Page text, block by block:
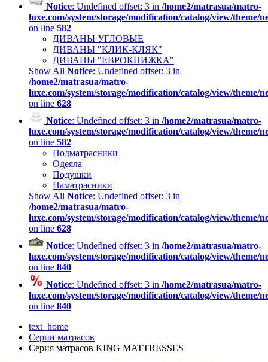
Notice: Undefined offset: 3 in /home2/matrasua/matro-
luxe.com/system/storage/modification/catalog/view/theme/
on line 582
ДИВАНЫ УГЛОВЫЕ
ДИВАНЫ "КЛИК-КЛЯК"
ДИВАНЫ "ЕВРОКНИЖКА"
Show All Notice: Undefined offset: 3 in
/home2/matrasua/matro-
luxe.com/system/storage/modification/catalog/view/theme/
on line 628
Notice: Undefined offset: 3 in /home2/matrasua/matro-
luxe.com/system/storage/modification/catalog/view/theme/
on line 582
Подматрасники
Одеяла
Подушки
Наматрасники
Show All Notice: Undefined offset: 3 in
/home2/matrasua/matro-
luxe.com/system/storage/modification/catalog/view/theme/
on line 628
Notice: Undefined offset: 3 in /home2/matrasua/matro-
luxe.com/system/storage/modification/catalog/view/theme/
on line 840
Notice: Undefined offset: 3 in /home2/matrasua/matro-
luxe.com/system/storage/modification/catalog/view/theme/
on line 840
text_home
Серии матрасов
Серия матрасов KING MATTRESSES